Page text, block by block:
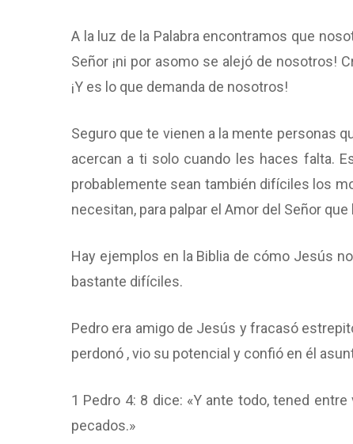
A la luz de la Palabra encontramos que
Señor ¡ni por asomo se alejó de nosotros!
¡Y es lo que demanda de nosotros!
Seguro que te vienen a la mente personas
acercan a ti solo cuando les haces falta.
probablemente sean también difíciles los
necesitan, para palpar el Amor del Señor
Hay ejemplos en la Biblia de cómo Jesús
bastante difíciles.
Pedro era amigo de Jesús y fracasó
perdonó , vio su potencial y confió en él
1 Pedro 4: 8 dice: «Y ante todo, tened
pecados.»